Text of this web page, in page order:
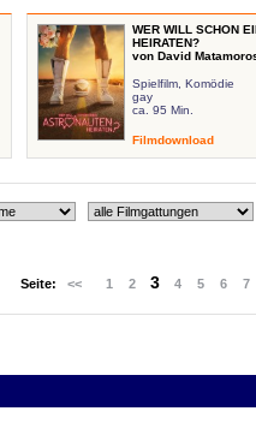
WER WILL SCHON
HEIRATEN?
von David
Spielfilm, Komödie
gay
ca. 95 Min.
Filmdownload
<< 1 2 3 4 5 6 7
Seite: